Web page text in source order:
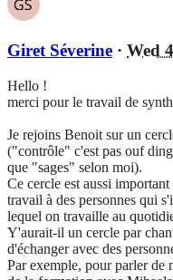
Giret Séverine · Wed
Hello !
merci pour le travail de
Je rejoins Benoit sur un
("contrôle" c'est pas ouf
que "sages" selon moi).
Ce cercle est aussi
travail à des personnes qui
lequel on travaille au
Y'aurait-il un cercle par
d'échanger avec des
Par exemple, pour parler de